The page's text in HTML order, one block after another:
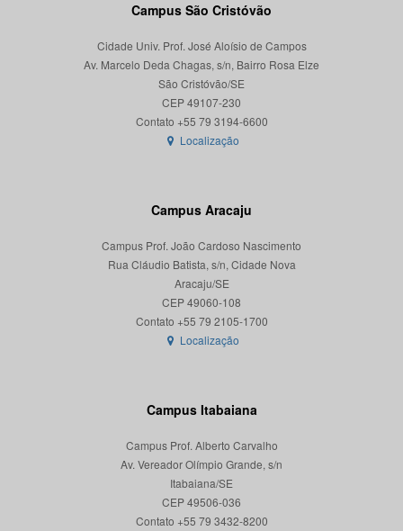
Campus São Cristóvão
Cidade Univ. Prof. José Aloísio de Campos
Av. Marcelo Deda Chagas, s/n, Bairro Rosa Elze
São Cristóvão/SE
CEP 49107-230
Localização
Campus Aracaju
Campus Prof. João Cardoso Nascimento
Rua Cláudio Batista, s/n, Cidade Nova
Aracaju/SE
CEP 49060-108
Localização
Campus Itabaiana
Campus Prof. Alberto Carvalho
Av. Vereador Olímpio Grande, s/n
Itabaiana/SE
CEP 49506-036